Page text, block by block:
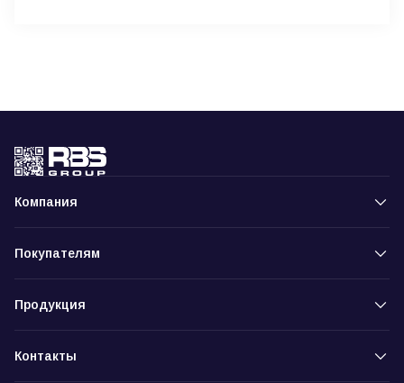
Компания
Покупателям
Продукция
Контакты